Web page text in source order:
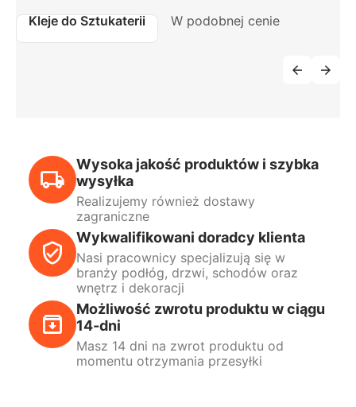
Kleje do Sztukaterii W podobnej cenie
Wysoka jakość produktów i szybka
wysyłka
Realizujemy również dostawy
zagraniczne
Wykwalifikowani doradcy klienta
Nasi pracownicy specjalizują się w
branży podłóg, drzwi, schodów oraz
wnętrz i dekoracji
Możliwość zwrotu produktu w ciągu
14-dni
Masz 14 dni na zwrot produktu od
momentu otrzymania przesyłki